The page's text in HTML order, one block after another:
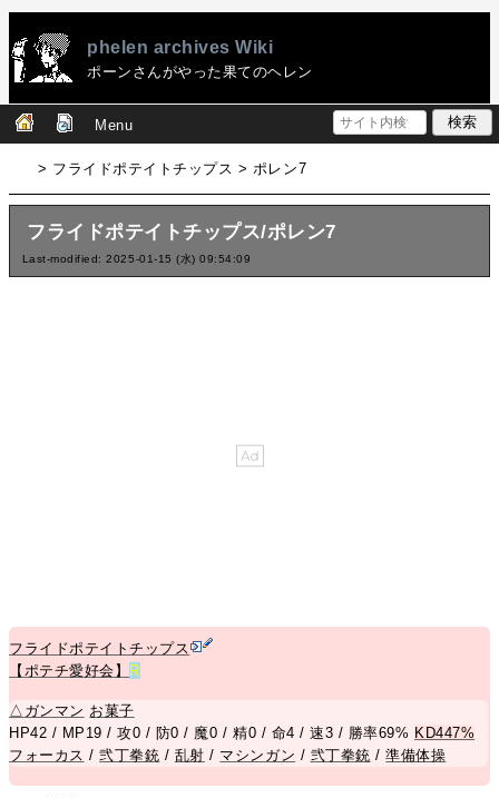
phelen archives Wiki
ポーンさんがやった果てのヘレン
Menu
> フライドポテイトチップス > ポレン7
フライドポテイトチップス/ポレン7
Last-modified: 2025-01-15 (水) 09:54:09
フライドポテイトチップス
【ポテチ愛好会】
R
△ ガンマン お菓子
HP42 / MP19 / 攻0 / 防0 / 魔0 / 精0 / 命4 / 速3 / 勝率69% KD447%
フォーカス /弐丁拳銃 / 乱射 / マシンガン / 弐丁拳銃 /準備体操